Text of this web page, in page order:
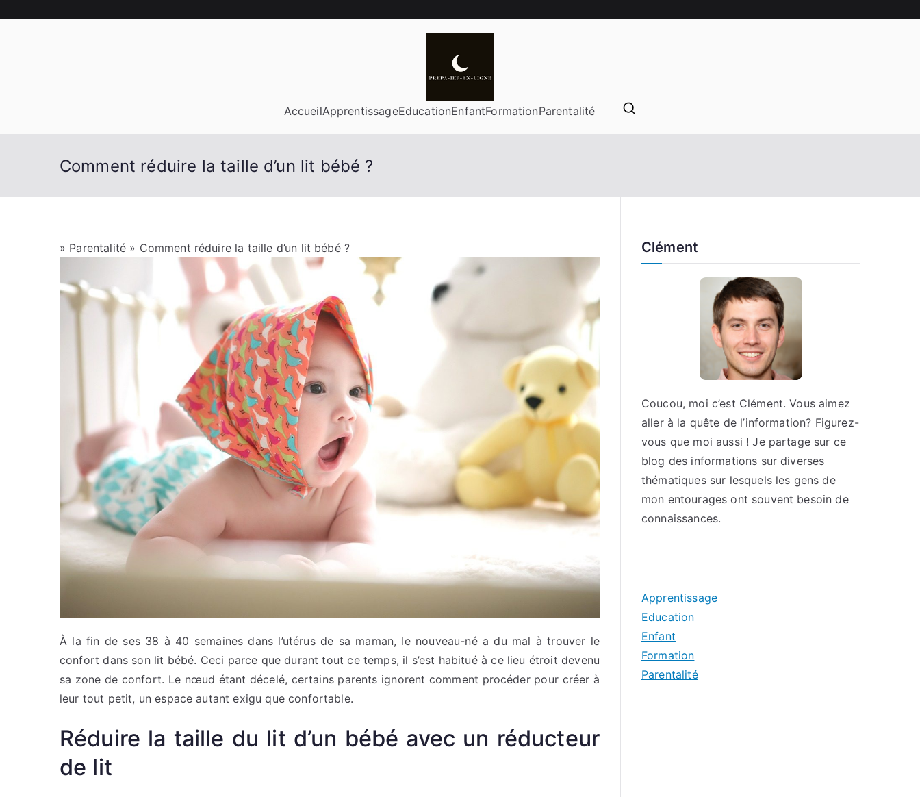
AccueilApprentissageEducationEnfantFormationParentalité
Comment réduire la taille d’un lit bébé ?
» Parentalité » Comment réduire la taille d’un lit bébé ?
À la fin de ses 38 à 40 semaines dans l’utérus de sa maman, le nouveau-né a du mal à trouver le
confort dans son lit bébé. Ceci parce que durant tout ce temps, il s’est habitué à ce lieu étroit devenu
sa zone de confort. Le nœud étant décelé, certains parents ignorent comment procéder pour créer à
leur tout petit, un espace autant exigu que confortable.
Réduire la taille du lit d’un bébé avec un réducteur
de lit
Clément
Coucou, moi c’est Clément. Vous aimez
aller à la quête de l’information? Figurez-
vous que moi aussi ! Je partage sur ce
blog des informations sur diverses
thématiques sur lesquels les gens de
mon entourages ont souvent besoin de
connaissances.
Apprentissage
Education
Enfant
Formation
Parentalité